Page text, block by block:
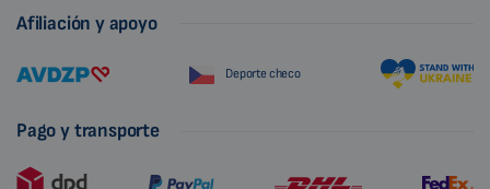
Afiliación y apoyo
Deporte checo
Pago y transporte